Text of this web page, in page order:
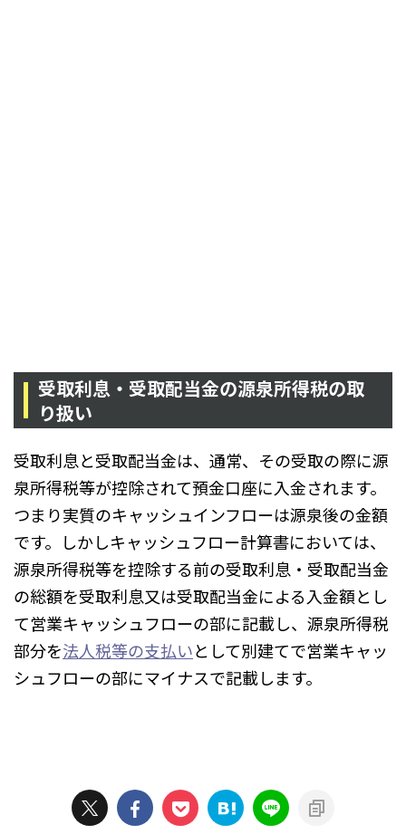
受取利息・受取配当金の源泉所得税の取
り扱い
受取利息と受取配当金は、通常、その受取の際に源
泉所得税等が控除されて預金口座に入金されます。
つまり実質のキャッシュインフローは源泉後の金額
です。しかしキャッシュフロー計算書においては、
源泉所得税等を控除する前の受取利息・受取配当金
の総額を受取利息又は受取配当金による入金額とし
て営業キャッシュフローの部に記載し、源泉所得税
部分を法人税等の支払いとして別建てで営業キャッ
シュフローの部にマイナスで記載します。